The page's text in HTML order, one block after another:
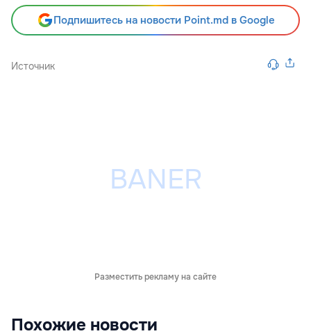
Подпишитесь на новости Point.md в Google
Источник
Разместить рекламу на сайте
Похожие новости